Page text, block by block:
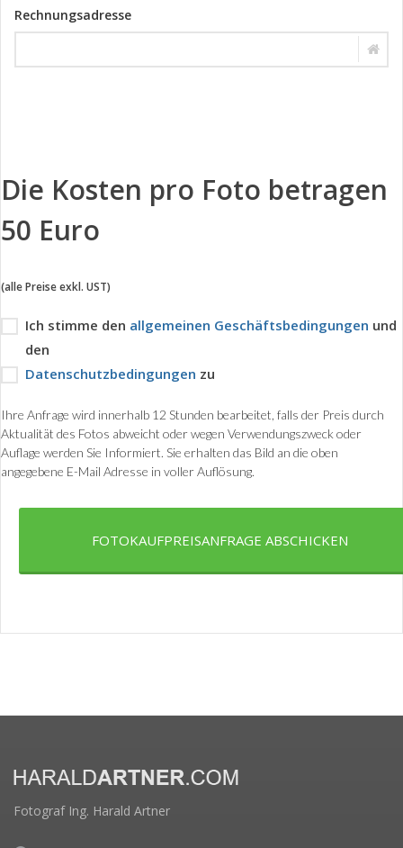
Rechnungsadresse
Die Kosten pro Foto betragen
50 Euro
(alle Preise exkl. UST)
Ich stimme den allgemeinen Geschäftsbedingungen und
den
Datenschutzbedingungen zu
Ihre Anfrage wird innerhalb 12 Stunden bearbeitet, falls der Preis durch
Aktualität des Fotos abweicht oder wegen Verwendungszweck oder
Auflage werden Sie Informiert. Sie erhalten das Bild an die oben
angegebene E-Mail Adresse in voller Auflösung.
FOTOKAUFPREISANFRAGE ABSCHICKEN
Fotograf Ing. Harald Artner